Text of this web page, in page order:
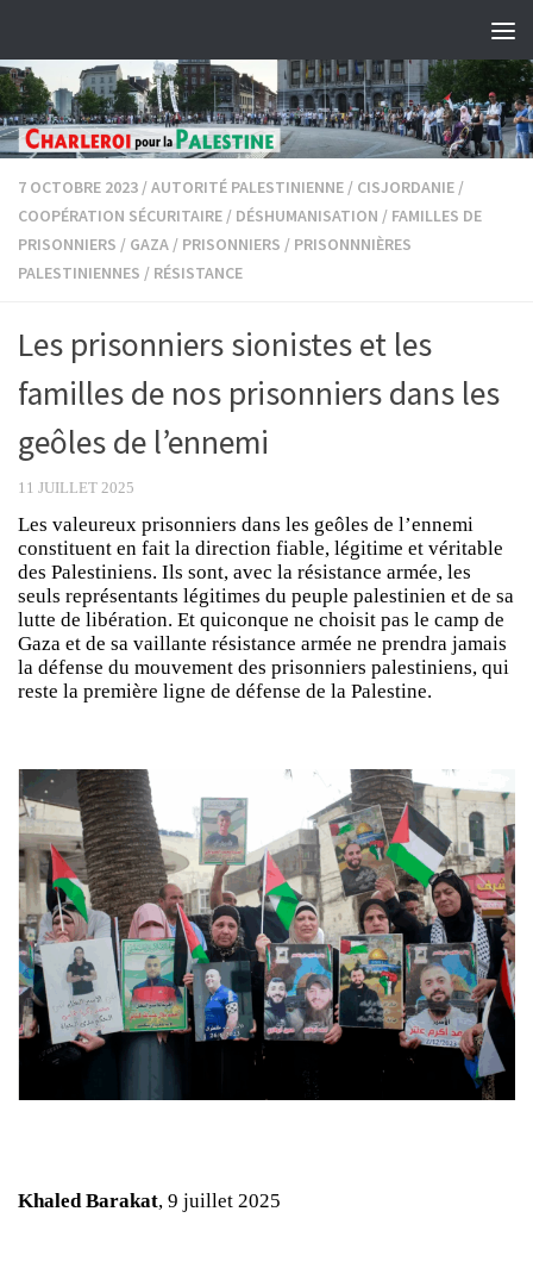
7 OCTOBRE 2023 /AUTORITÉ PALESTINIENNE / CISJORDANIE /
COOPÉRATION SÉCURITAIRE / DÉSHUMANISATION / FAMILLES DE
PRISONNIERS / GAZA / PRISONNIERS / PRISONNNIÈRES
PALESTINIENNES / RÉSISTANCE
Les prisonniers sionistes et les
familles de nos prisonniers dans les
geôles de l’ennemi
11 JUILLET 2025
Les valeureux prisonniers dans les geôles de l’ennemi
constituent en fait la direction fiable, légitime et véritable
des Palestiniens. Ils sont, avec la résistance armée, les
seuls représentants légitimes du peuple palestinien et de sa
lutte de libération. Et quiconque ne choisit pas le camp de
Gaza et de sa vaillante résistance armée ne prendra jamais
la défense du mouvement des prisonniers palestiniens, qui
reste la première ligne de défense de la Palestine.
Khaled Barakat, 9 juillet 2025